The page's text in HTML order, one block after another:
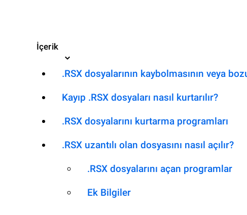
İçerik
.RSX dosyalarının kaybolmasının veya
Kayıp .RSX dosyaları nasıl kurtarılır?
.RSX dosyalarını kurtarma programları
.RSX uzantılı olan dosyasını nasıl açılır?
.RSX dosyalarını açan programlar
Ek Bilgiler